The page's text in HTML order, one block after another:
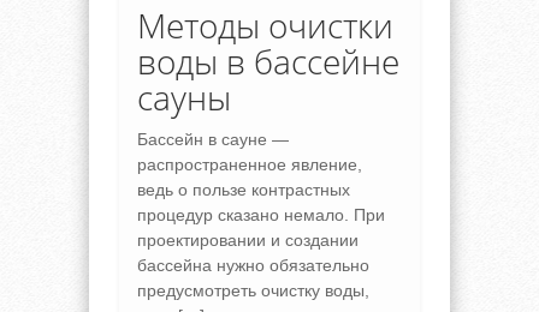
Методы очистки
воды в бассейне
сауны
Бассейн в сауне —
распространенное явление,
ведь о пользе контрастных
процедур сказано немало. При
проектировании и создании
бассейна нужно обязательно
предусмотреть очистку воды,